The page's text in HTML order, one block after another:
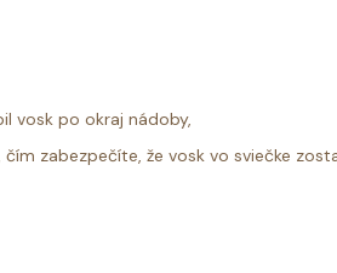
vosk po okraj nádoby,
zabezpečíte, že vosk vo sviečke